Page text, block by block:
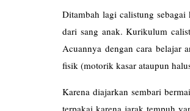
Ditambah lagi calistung
dari sang anak. Kurikulum
Acuannya dengan cara belajar
fisik (motorik kasar ataupun
Karena diajarkan sembari